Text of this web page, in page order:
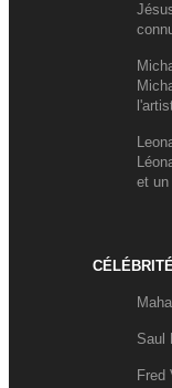
et un
Saul
Fred